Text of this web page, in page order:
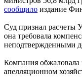
сообщило издание
Суд признал расчеты
она требовала
неподтвержденными
Компания
апелляционном